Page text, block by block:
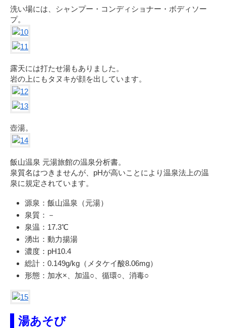
洗い場には、シャンプー・コンディショナー・ボディソー
プ。
露天には打たせ湯もありました。
岩の上にもタヌキが顔を出しています。
壺湯。
飯山温泉 元湯旅館の温泉分析書。
泉質名はつきませんが、pHが高いことにより温泉法上の温
泉に規定されています。
源泉：飯山温泉（元湯）
泉質：－
泉温：17.3℃
湧出：動力揚湯
濃度：pH10.4
総計：0.149g/kg（メタケイ酸8.06mg）
形態：加水×、加温○、循環○、消毒○
湯あそび